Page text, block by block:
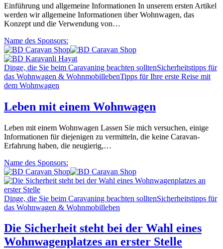
Einführung und allgemeine Informationen In unserem ersten Artikel
werden wir allgemeine Informationen über Wohnwagen, das
Konzept und die Verwendung von…
Name des Sponsors:
Dinge, die Sie beim Caravaning beachten solltenSicherheitstipps für
das Wohnwagen & WohnmobillebenTipps für Ihre erste Reise mit
dem Wohnwagen
Leben mit einem Wohnwagen
Leben mit einem Wohnwagen Lassen Sie mich versuchen, einige
Informationen für diejenigen zu vermitteln, die keine Caravan-
Erfahrung haben, die neugierig,…
Name des Sponsors:
Dinge, die Sie beim Caravaning beachten solltenSicherheitstipps für
das Wohnwagen & Wohnmobilleben
Die Sicherheit steht bei der Wahl eines
Wohnwagenplatzes an erster Stelle